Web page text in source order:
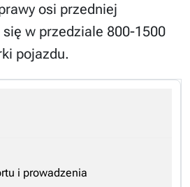
osi przedniej
w przedziale 800-1500
pojazdu.
i prowadzenia